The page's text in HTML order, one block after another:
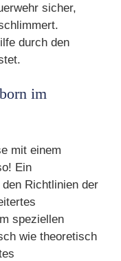
sicher,
durch den
im
mit einem
Ein
Richtlinien der
speziellen
wie theoretisch